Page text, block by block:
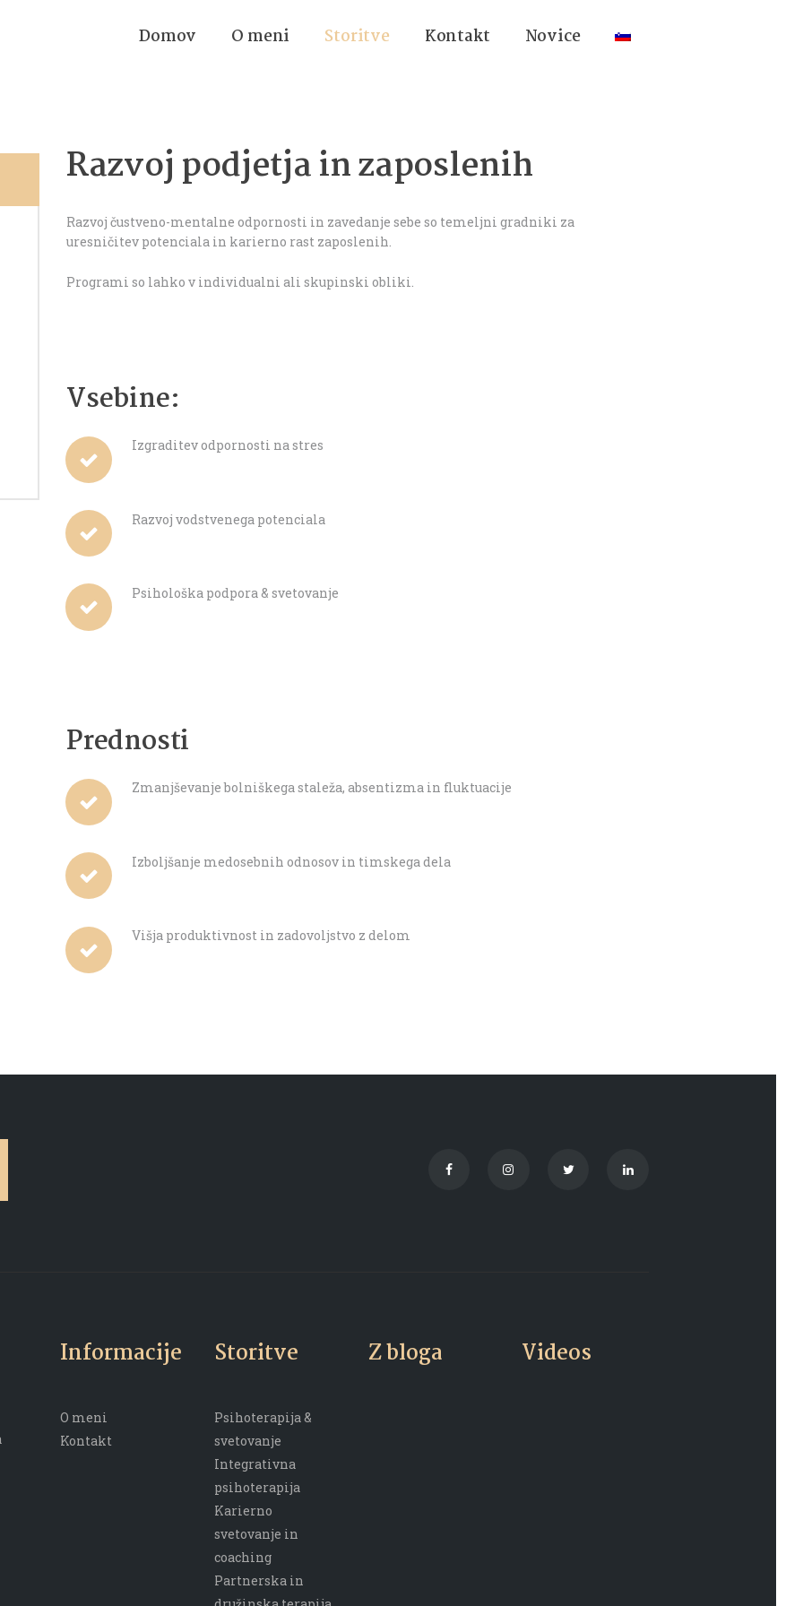
domov o meni storitve kontakt novice
Razvoj podjetja in zaposlenih
Razvoj čustveno-mentalne odpornosti in zavedanje sebe so temeljni gradniki za
uresničitev potenciala in karierno rast zaposlenih.
Programi so lahko v individualni ali skupinski obliki.
Vsebine:
Izgraditev odpornosti na stres
Razvoj vodstvenega potenciala
Psihološka podpora & svetovanje
Prednosti
Zmanjševanje bolniškega staleža, absentizma in fluktuacije
Izboljšanje medosebnih odnosov in timskega dela
Višja produktivnost in zadovoljstvo z delom
Informacije
O meni
Kontakt
Storitve
Psihoterapija &
svetovanje
Integrativna
psihoterapija
Karierno
svetovanje in
coaching
Partnerska in
Z bloga Videos